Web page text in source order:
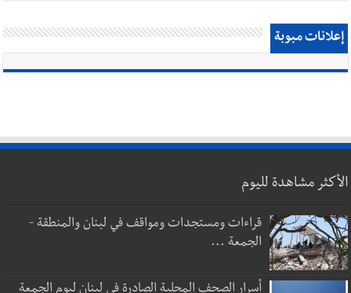
إعلانات مبوبة
الأكثر مشاهدة لليوم
قراءات ومستجدات ومواقف في لبنان والمنطقة -
الجمعة ...